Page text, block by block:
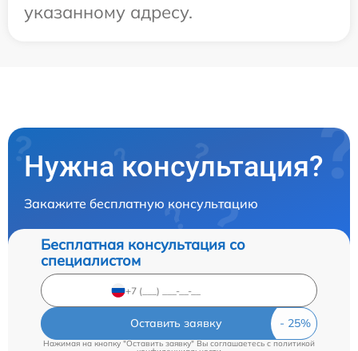
указанному адресу.
Нужна консультация?
Закажите бесплатную консультацию
Бесплатная консультация со
специалистом
Оставить заявку
Нажимая на кнопку "Оставить заявку" Вы соглашаетесь cполитикой